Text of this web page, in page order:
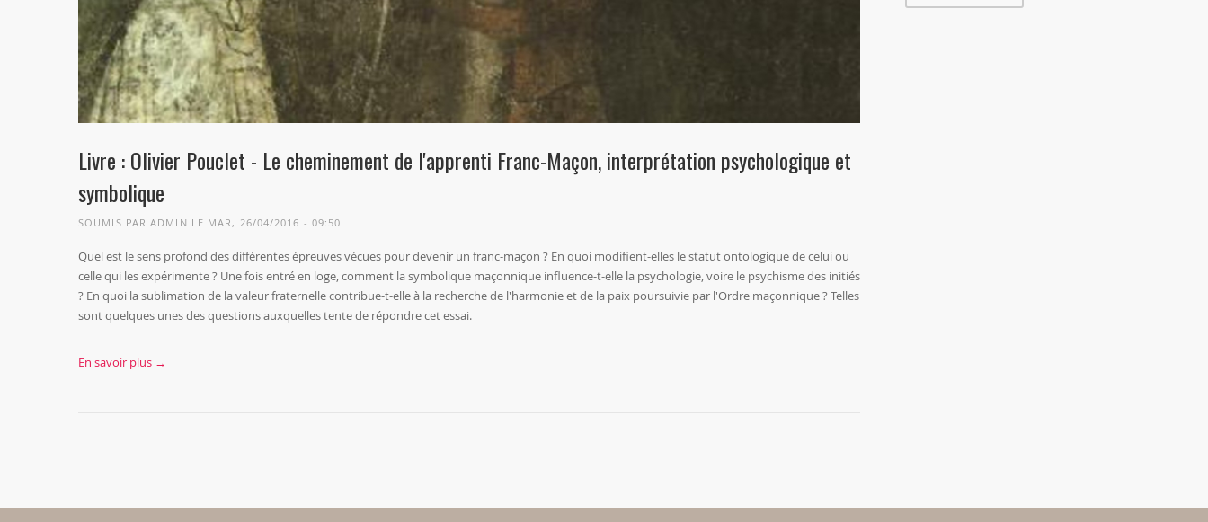
Livre : Olivier Pouclet - Le cheminement de l'apprenti Franc-Maçon, interprétation psychologique et
symbolique
SOUMIS PARADMIN LE MAR, 26/04/2016 - 09:50
Quel est le sens profond des différentes épreuves vécues pour devenir un franc-maçon ? En quoi modifient-elles le statut ontologique de celui ou
celle qui les expérimente ? Une fois entré en loge, comment la symbolique maçonnique influence-t-elle la psychologie, voire le psychisme des initiés
? En quoi la sublimation de la valeur fraternelle contribue-t-elle à la recherche de l'harmonie et de la paix poursuivie par l'Ordre maçonnique ? Telles
sont quelques unes des questions auxquelles tente de répondre cet essai.
En savoir plus →